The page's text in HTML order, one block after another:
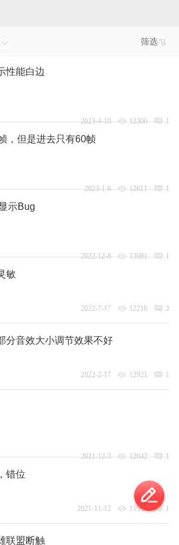
筛选
性能白边
2023-4-10 12306 1
，但是进去只有60帧
2023-1-6 12611 1
示Bug
2022-12-8 13081 1
敏
2022-7-17 12216 2
分音效大小调节效果不好
2022-2-17 12921 1
2021-12-3 12642 1
错位
2021-11-12 11958 1
联盟断触